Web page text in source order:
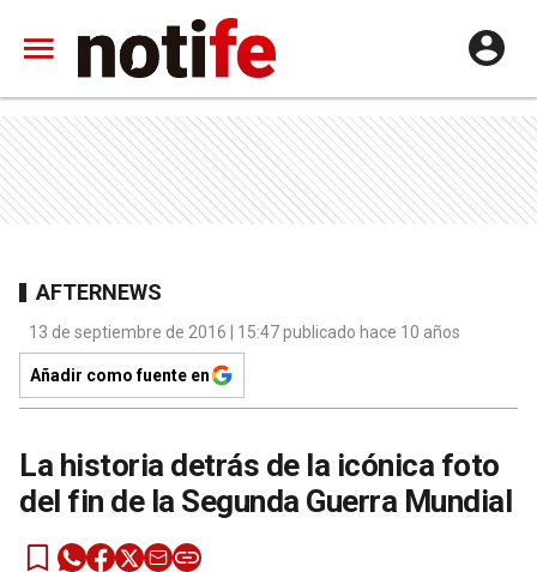
AFTERNEWS
13 de septiembre de 2016 | 15:47 publicado hace 10 años
Añadir como fuente en
La historia detrás de la icónica foto
del fin de la Segunda Guerra Mundial